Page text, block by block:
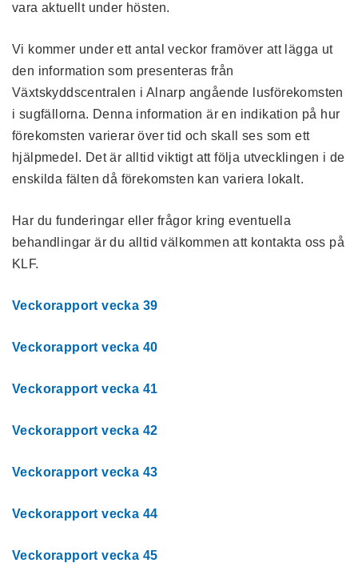
vara aktuellt under hösten.
Vi kommer under ett antal veckor framöver att lägga ut
den information som presenteras från
Växtskyddscentralen i Alnarp angående lusförekomsten
i sugfällorna. Denna information är en indikation på hur
förekomsten varierar över tid och skall ses som ett
hjälpmedel. Det är alltid viktigt att följa utvecklingen i de
enskilda fälten då förekomsten kan variera lokalt.
Har du funderingar eller frågor kring eventuella
behandlingar är du alltid välkommen att kontakta oss på
KLF.
Veckorapport vecka 39
Veckorapport vecka 40
Veckorapport vecka 41
Veckorapport vecka 42
Veckorapport vecka 43
Veckorapport vecka 44
Veckorapport vecka 45